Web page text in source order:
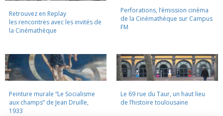
Retrouvez en Replay
les rencontres avec les invités de
la Cinémathèque
Perforations, l’émission cinéma
de la Cinémathèque sur Campus
FM
Peinture murale “Le Socialisme
aux champs” de Jean Druille,
1933
Le 69 rue du Taur, un haut lieu
de l’histoire toulousaine